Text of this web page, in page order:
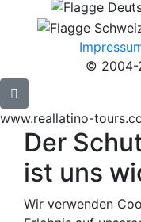
© 2004-
www.reallatino-
Der
ist uns
Wir verwenden